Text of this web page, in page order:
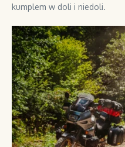
kumplem w doli i niedoli.